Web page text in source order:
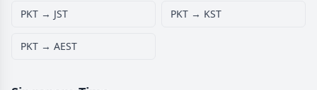
PKT → JST PKT → KST
PKT → AEST